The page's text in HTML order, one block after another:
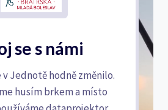
se s námi
v Jednotě hodně změnilo.
husím brkem a místo